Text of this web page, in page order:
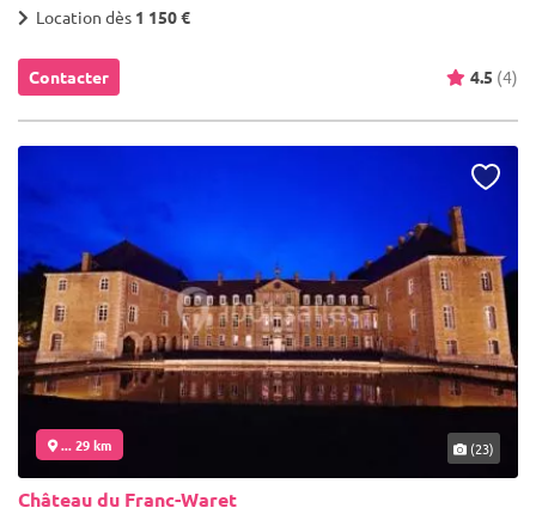
Location dès 1 150 €
Contacter 4.5 (4)
... 29 km (23)
Château du Franc-Waret